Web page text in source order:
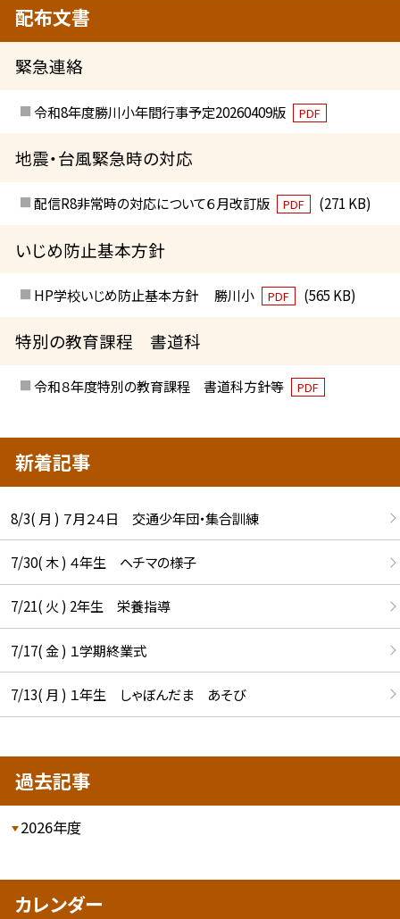
配布文書
緊急連絡
令和8年度勝川小年間行事予定20260409版 PDF
地震・台風緊急時の対応
配信R8非常時の対応について６月改訂版 PDF (271 KB)
いじめ防止基本方針
HP学校いじめ防止基本方針 勝川小 PDF (565 KB)
特別の教育課程 書道科
令和８年度特別の教育課程 書道科方針等 PDF
新着記事
8/3( 月 ) ７月２４日 交通少年団・集合訓練
7/30( 木 ) ４年生 ヘチマの様子
7/21( 火 ) 2年生 栄養指導
7/17( 金 ) １学期終業式
7/13( 月 ) １年生 しゃぼんだま あそび
過去記事
2026年度
カレンダー